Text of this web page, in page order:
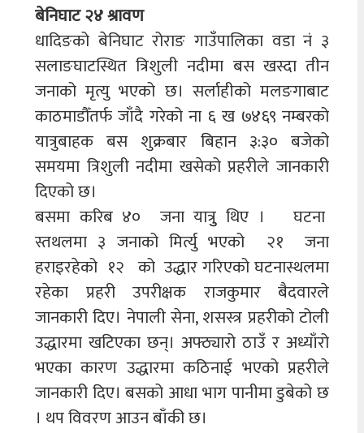
बेनिघाट २४ श्रावण
धादिङको बेनिघाट रोराङ गाउँपालिका वडा नं ३
सलाङघाटस्थित त्रिशुली नदीमा बस खस्दा तीन
जनाको मृत्यु भएको छ। सर्लाहीको मलङगाबाट
काठमाडौँतर्फ जाँदै गरेको ना ६ ख ७४६९ नम्बरको
यात्रुबाहक बस शुक्रबार बिहान ३:३० बजेको
समयमा त्रिशुली नदीमा खसेको प्रहरीले जानकारी
दिएको छ।
बसमा करिब ४० जना यात्रुु थिए । घटना
स्तथलमा ३ जनाको मिर्त्यु भएको २१ जना
हराइरहेको १२ को उद्धार गरिएको घटनास्थलमा
रहेका प्रहरी उपरीक्षक राजकुमार बैदवारले
जानकारी दिए। नेपाली सेना, शसस्त्र प्रहरीको टोली
उद्धारमा खटिएका छन्। अफ्ठ्यारो ठाउँ र अध्याँरो
भएका कारण उद्धारमा कठिनाई भएको प्रहरीले
जानकारी दिए। बसको आधा भाग पानीमा डुबेको छ
। थप विवरण आउन बाँकी छ।